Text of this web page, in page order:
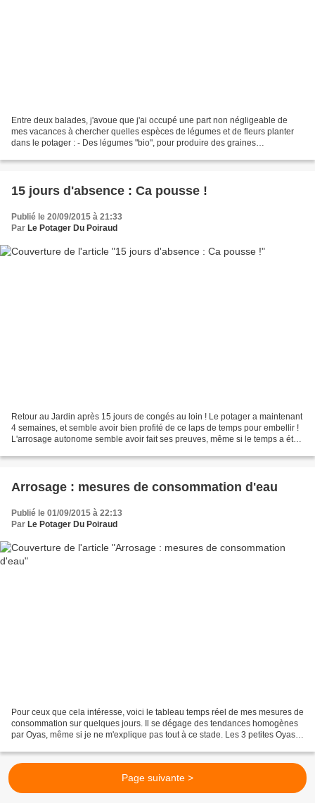
Entre deux balades, j'avoue que j'ai occupé une part non négligeable de
mes vacances à chercher quelles espèces de légumes et de fleurs planter
dans le potager : - Des légumes "bio", pour produire des graines
15 jours d'absence : Ca pousse !
Publié le 20/09/2015 à 21:33
Par Le Potager Du Poiraud
Retour au Jardin après 15 jours de congés au loin ! Le potager a maintenant
4 semaines, et semble avoir bien profité de ce laps de temps pour embellir !
L'arrosage autonome semble avoir fait ses preuves, même si le temps a été
Arrosage : mesures de consommation d'eau
Publié le 01/09/2015 à 22:13
Par Le Potager Du Poiraud
Pour ceux que cela intéresse, voici le tableau temps réel de mes mesures de
consommation sur quelques jours. Il se dégage des tendances homogènes
par Oyas, même si je ne m'explique pas tout à ce stade. Les 3 petites Oyas
Page suivante >